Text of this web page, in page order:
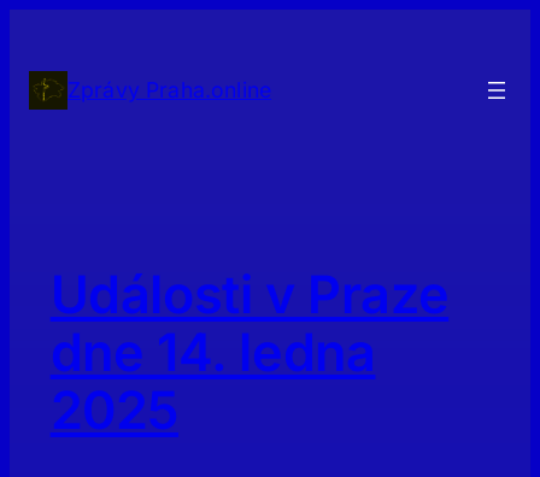
obsahZprávy Praha.online
Události v Praze
dne 14. ledna
2025